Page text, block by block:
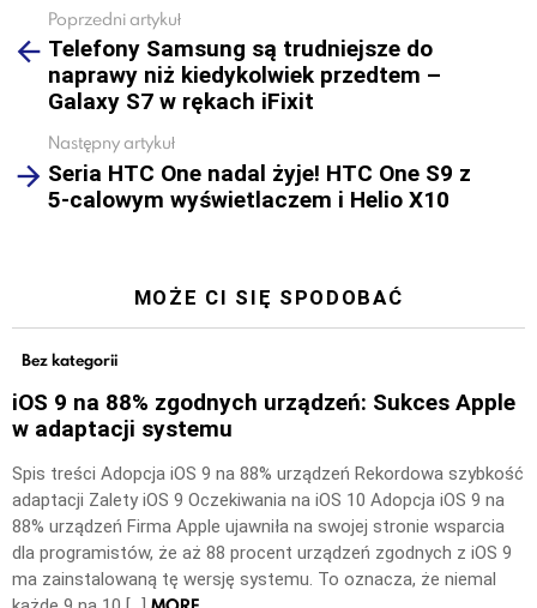
more
Poprzedni artykuł
Telefony Samsung są trudniejsze do
naprawy niż kiedykolwiek przedtem –
Galaxy S7 w rękach iFixit
Następny artykuł
Seria HTC One nadal żyje! HTC One S9 z
5-calowym wyświetlaczem i Helio X10
MOŻE CI SIĘ SPODOBAĆ
Bez kategorii
iOS 9 na 88% zgodnych urządzeń: Sukces Apple
w adaptacji systemu
Spis treści Adopcja iOS 9 na 88% urządzeń Rekordowa szybkość
adaptacji Zalety iOS 9 Oczekiwania na iOS 10 Adopcja iOS 9 na
88% urządzeń Firma Apple ujawniła na swojej stronie wsparcia
dla programistów, że aż 88 procent urządzeń zgodnych z iOS 9
ma zainstalowaną tę wersję systemu. To oznacza, że niemal